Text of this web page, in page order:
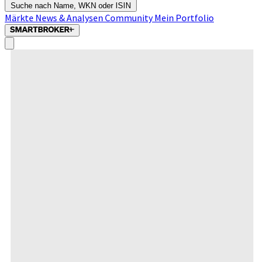
Suche nach Name, WKN oder ISIN
Märkte News & Analysen CommunityMein Portfolio